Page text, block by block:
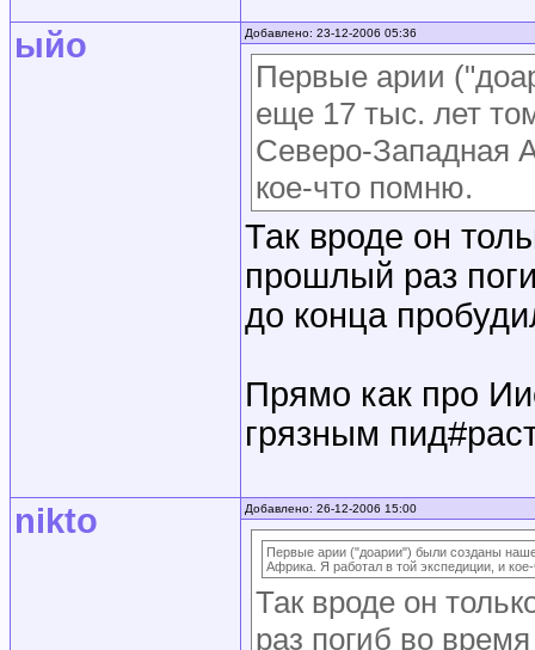
ыйо Добавлено: 23-12-2006 05:36
Первые арии
еще 17 тыс. лет
Северо-Западная
кое-что помню.
Так вроде он
прошлый раз
до конца
Прямо как про
грязным
nikto Добавлено: 26-12-2006 15:00
Первые арии ("доарии") были созданы
Африка. Я работал в той экспедиции, и
Так вроде он
раз погиб во